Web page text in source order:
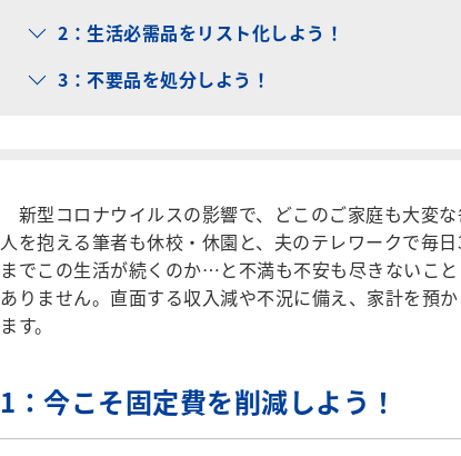
2：生活必需品をリスト化しよう！
3：不要品を処分しよう！
新型コロナウイルスの影響で、どこのご家庭も大変
人を抱える筆者も休校・休園と、夫のテレワークで毎
までこの生活が続くのか…と不満も不安も尽きないこ
ありません。直面する収入減や不況に備え、家計を預
ます。
1 ：今こそ固定費を削減しよう！